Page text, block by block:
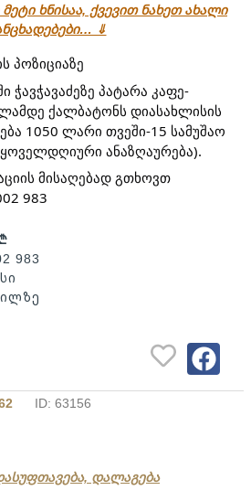
ხნისაა, ქვევით ნახეთ ახალი
⇓
პოზიციაზე
ჭავჭავაძეზე პატარა კაფე-
ქალბატონს დიასახლისის
1050 ლარი თვეში-15 სამუშაო
ანაზღაურება).
მისაღებად გთხოვთ
983
983
ID: 63156
დალაგება